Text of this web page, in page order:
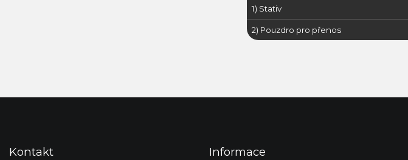
1) Stativ
2) Pouzdro pro přenos
Kontakt Informace